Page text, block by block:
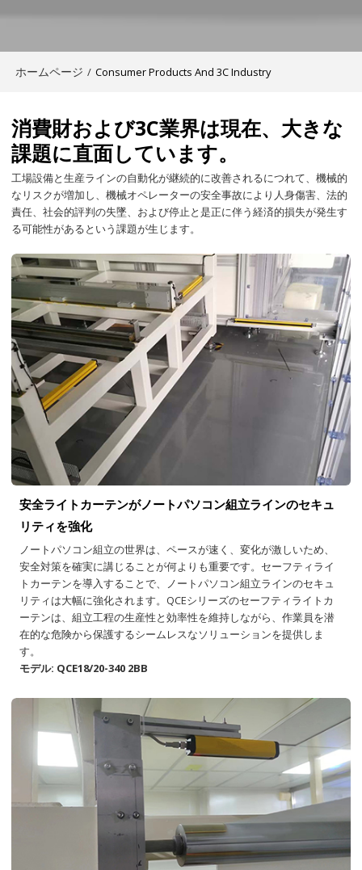
ホームページ / Consumer Products And 3C Industry
消費財および3C業界は現在、大きな
課題に直面しています。
工場設備と生産ラインの自動化が継続的に改善されるにつれて、機械的
なリスクが増加し、機械オペレーターの安全事故により人身傷害、法的
責任、社会的評判の失墜、および停止と是正に伴う経済的損失が発生す
る可能性があるという課題が生じます。
安全ライトカーテンがノートパソコン組立ラインのセキュ
リティを強化
ノートパソコン組立の世界は、ペースが速く、変化が激しいため、
安全対策を確実に講じることが何よりも重要です。セーフティライ
トカーテンを導入することで、ノートパソコン組立ラインのセキュ
リティは大幅に強化されます。QCEシリーズのセーフティライトカ
ーテンは、組立工程の生産性と効率性を維持しながら、作業員を潜
在的な危険から保護するシームレスなソリューションを提供しま
す。
モデル: QCE18/20-340 2BB